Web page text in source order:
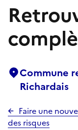
Commune
Richardais
Faire une
des risques